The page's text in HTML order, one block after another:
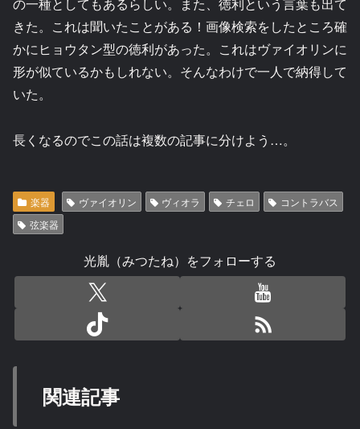
の一種としてもあるらしい。また、徳利という言葉も出て
きた。これは聞いたことがある！画像検索をしたところ確
かにヒョウタン型の徳利があった。これはヴァイオリンに
形が似ているかもしれない。そんなわけで一人で納得して
いた。
長くなるのでこの話は複数の記事に分けよう…。
楽器 ヴァイオリン ヴィオラ チェロ
コントラバス
弦楽器
光胤（みつたね）をフォローする
関連記事